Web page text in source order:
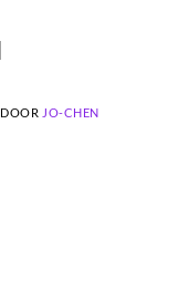
DOOR JO-CHEN